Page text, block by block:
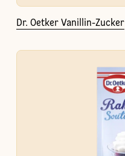
Dr. Oetker Vanillin-Zucker